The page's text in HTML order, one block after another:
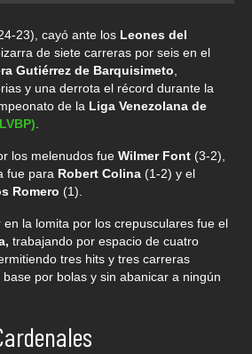
23), cayó ante los Leones del
de siete carreras por seis en el
Gutiérrez de Barquisimeto,
y una derrota el récord durante la
de la Liga Venezolana de
.
los melenudos fue Wilmer Font (3-2),
fue para Robert Colina (1-2) y el
Romero (1).
la lomita por los crepusculares fue el
trabajando por espacio de cuatro
tres hits y tres carreras
por bolas y sin abanicar a ningún